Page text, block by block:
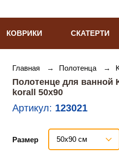
КОВРИКИ СКАТЕРТИ
Главная → Полотенца →
Полотенце для ванной
korall 50х90
Артикул: 123021
Размер 50х90 см